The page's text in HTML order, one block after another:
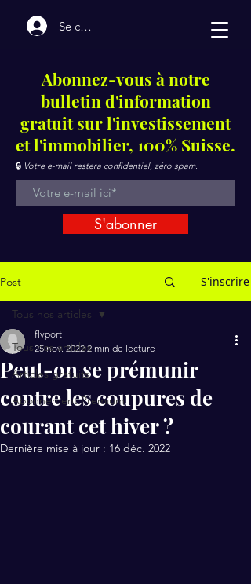
Se connecter
Post S'inscrire
Tous nos articles
Articles gratuits
Abonnement Premium
Tous nos articles
Peut-on se prémunir
contre les coupures de
courant cet hiver ?
flvport
25 nov. 2022 2 min de lecture
Dernière mise à jour : 16 déc. 2022
Abonnez-vous à notre
bulletin d'information
gratuit sur l'investissement
et l'immobilier, 100% Suisse.
🔒 Votre e-mail restera confidentiel, zéro spam.
S'abonner